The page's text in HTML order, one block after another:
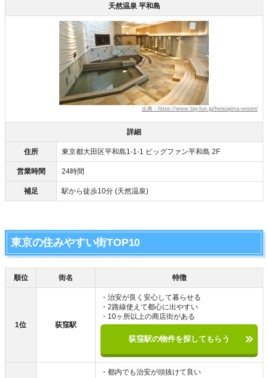
天然温泉 平和島
出典：https://www.big-fun.jp/heiwajima-onsen/
詳細
住所 東京都大田区平和島1-1-1 ビッグファン平和島 2F
営業時間 24時間
補足 駅から徒歩10分 (天然温泉)
東京の住みやすい街TOP10
順位 街名 特徴
1位 荻窪駅
・治安が良く安心して暮らせる
・2路線使えて都心に出やすい
・10ヶ所以上の商店街がある
荻窪駅の物件を探してもらう
・都内でも治安が頭抜けて良い